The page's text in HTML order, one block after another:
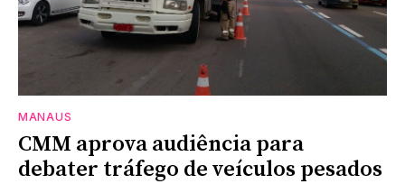
MANAUS
CMM aprova audiência para
debater tráfego de veículos pesados